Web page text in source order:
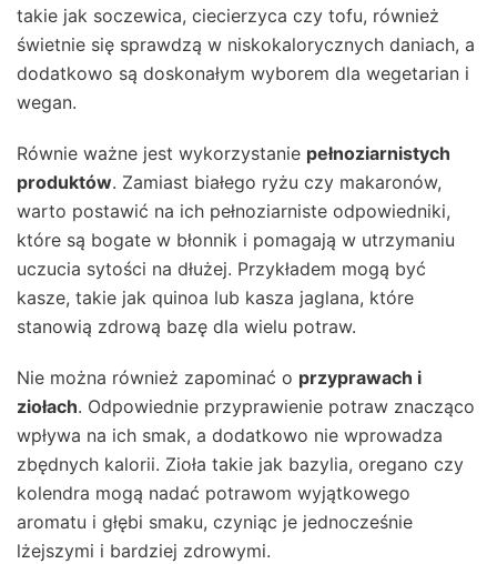
takie jak soczewica, ciecierzyca czy tofu, również
świetnie się sprawdzą w niskokalorycznych daniach, a
dodatkowo są doskonałym wyborem dla wegetarian i
wegan.
Równie ważne jest wykorzystanie pełnoziarnistych
produktów. Zamiast białego ryżu czy makaronów,
warto postawić na ich pełnoziarniste odpowiedniki,
które są bogate w błonnik i pomagają w utrzymaniu
uczucia sytości na dłużej. Przykładem mogą być
kasze, takie jak quinoa lub kasza jaglana, które
stanowią zdrową bazę dla wielu potraw.
Nie można również zapominać o przyprawach i
ziołach. Odpowiednie przyprawienie potraw znacząco
wpływa na ich smak, a dodatkowo nie wprowadza
zbędnych kalorii. Zioła takie jak bazylia, oregano czy
kolendra mogą nadać potrawom wyjątkowego
aromatu i głębi smaku, czyniąc je jednocześnie
lżejszymi i bardziej zdrowymi.